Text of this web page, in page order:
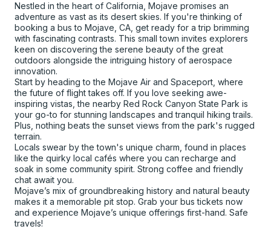
Nestled in the heart of California, Mojave promises an
adventure as vast as its desert skies. If you're thinking of
booking a bus to Mojave, CA, get ready for a trip brimming
with fascinating contrasts. This small town invites explorers
keen on discovering the serene beauty of the great
outdoors alongside the intriguing history of aerospace
innovation.
Start by heading to the Mojave Air and Spaceport, where
the future of flight takes off. If you love seeking awe-
inspiring vistas, the nearby Red Rock Canyon State Park is
your go-to for stunning landscapes and tranquil hiking trails.
Plus, nothing beats the sunset views from the park's rugged
terrain.
Locals swear by the town's unique charm, found in places
like the quirky local cafés where you can recharge and
soak in some community spirit. Strong coffee and friendly
chat await you.
Mojave’s mix of groundbreaking history and natural beauty
makes it a memorable pit stop. Grab your bus tickets now
and experience Mojave’s unique offerings first-hand. Safe
travels!